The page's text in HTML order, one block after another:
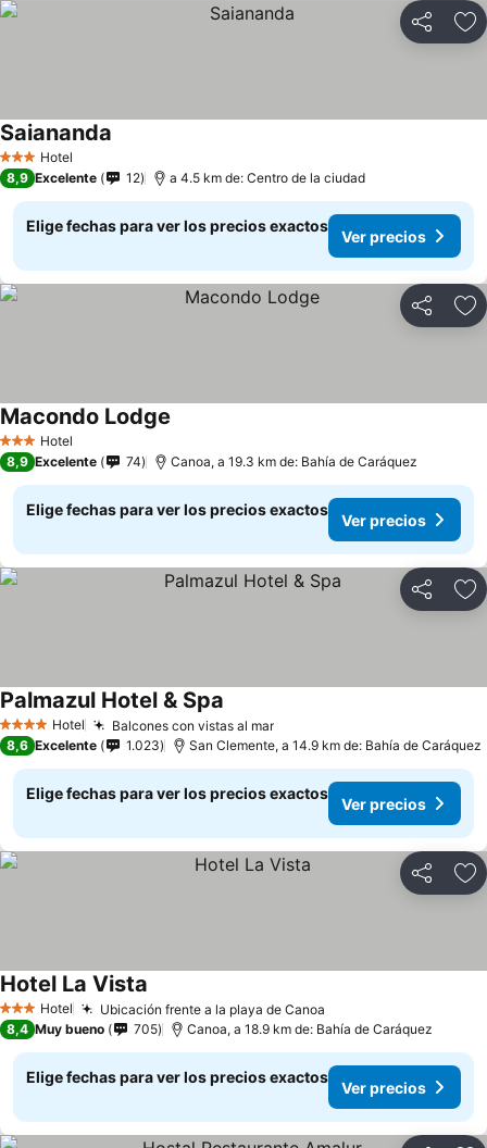
Compartir
3 Estrellas
Hotel
Saiananda
8,9 Excelente 12 a 4.5 km de: Centro de la ciudad
Elige fechas para ver los precios exactos
Ver precios
Compartir
3 Estrellas
Hotel
Macondo Lodge
8,9 Excelente 74 Canoa, a 19.3 km de: Bahía de Caráquez
Elige fechas para ver los precios exactos
Ver precios
Compartir
4 EstrellasHotel Balcones con vistas al marVer precios
Palmazul Hotel & Spa
8,6 Excelente 1.023 San Clemente, a 14.9 km de: Bahía de Caráquez
Elige fechas para ver los precios exactos
Ver precios
Compartir
3 Estrellas
Hotel Ubicación frente a la playa de Canoa
Hotel La Vista
8,4 Muy bueno 705 Canoa, a 18.9 km de: Bahía de Caráquez
Elige fechas para ver los precios exactos
Ver precios